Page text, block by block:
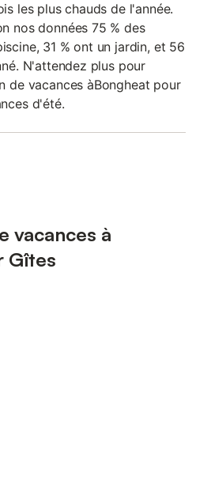
les plus chauds de l'année.
nos données 75 % des
31 % ont un jardin, et 56
N'attendez plus pour
de vacances àBongheat pour
d'été.
vacances à
Gîtes